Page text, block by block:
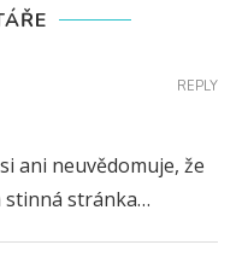
ani neuvědomuje, že
stinná stránka…
REPLY